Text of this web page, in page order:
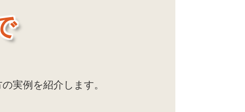
実例を紹介します。